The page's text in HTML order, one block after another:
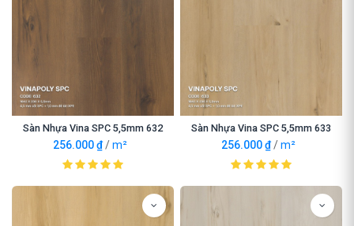
Sàn Nhựa Vina SPC 5,5mm 632
256.000₫ /m²
Sàn Nhựa Vina SPC 5,5mm 633
256.000₫ /m²